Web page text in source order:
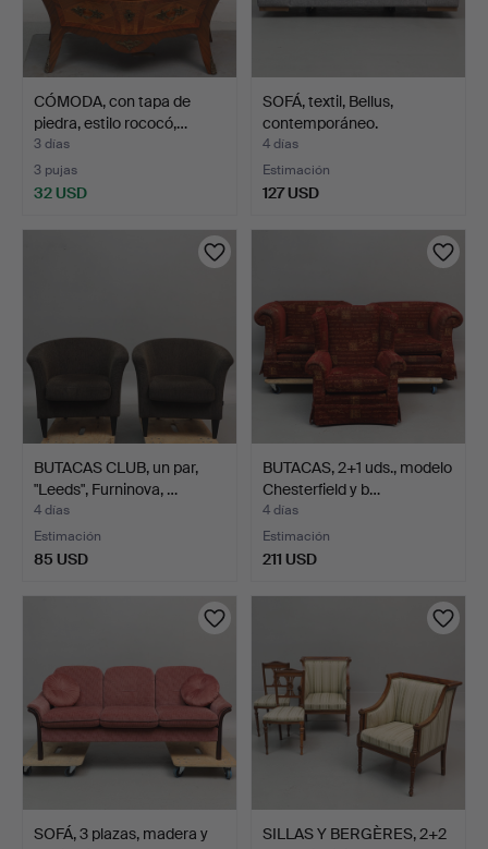
CÓMODA, con tapa de
piedra, estilo rococó,…
3 días
3 pujas
32 USD
SOFÁ, textil, Bellus,
contemporáneo.
4 días
Estimación
127 USD
BUTACAS CLUB, un par,
"Leeds", Furninova, …
4 días
Estimación
85 USD
BUTACAS, 2+1 uds., modelo
Chesterfield y b…
4 días
Estimación
211 USD
SOFÁ, 3 plazas, madera y
SILLAS Y BERGÈRES, 2+2